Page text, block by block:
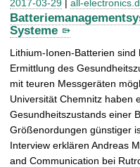
2017-03-29 | all-
Systeme
Lithium-Ionen-Batterien
Ermittlung des
mit teuren Messgeräten
Universität Chemnitz haben
Gesundheitszustands einer
Größenordungen günstiger
Interview erklären Andreas
and Communication bei